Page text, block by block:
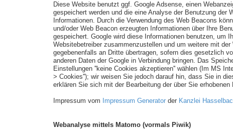
Diese Website benutzt ggf. Google Adsense, einen
gespeichert werden und die eine Analyse der Benutzung
Informationen. Durch die Verwendung des Web Beacons
und/oder Web Beacon erzeugten Informationen über Ihre
gespeichert. Google wird diese Informationen benutzen, um
Websitebetreiber zusammenzustellen und um weitere mit
gegebenenfalls an Dritte übertragen, sofern dies gesetzlich
anderen Daten der Google in Verbindung bringen. Das
Einstellungen ''keine Cookies akzeptieren'' wählen (Im MS
> Cookies''); wir weisen Sie jedoch darauf hin, dass Sie in
erklären Sie sich mit der Bearbeitung der über Sie
Impressum vom Impressum Generator der Kanzlei
Webanalyse mittels Matomo (vormals Piwik)